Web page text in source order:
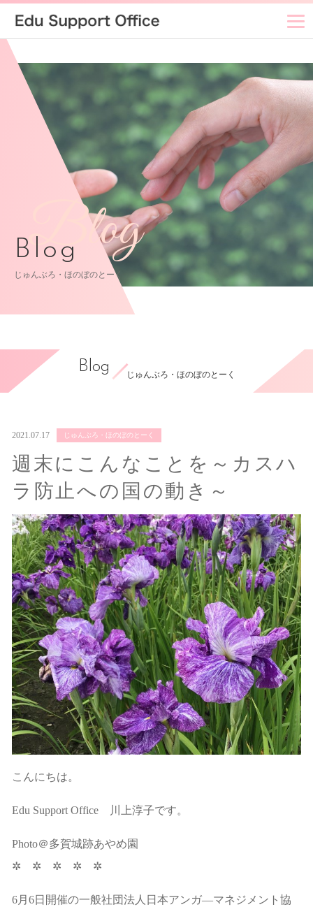
Blog
Blog
じゅんぶろ・ほのぼのとーく
Blog
じゅんぶろ・ほのぼのとーく
2021.07.17 じゅんぶろ・ほのぼのとーく
週末にこんなことを～カスハ
ラ防止への国の動き～
こんにちは。
Edu Support Office 川上淳子です。
Photo＠多賀城跡あやめ園
✲ ✲ ✲ ✲ ✲
6月6日開催の一般社団法人日本アンガ―マネジメント協